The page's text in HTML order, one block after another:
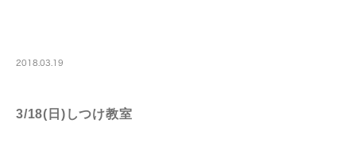
2018.03.19
3/18(日)しつけ教室